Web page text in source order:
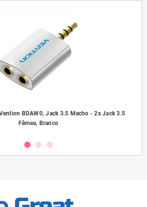
BDAW0, Jack 3.5 Macho - 2x Jack 3.5
Fêmea, Branco